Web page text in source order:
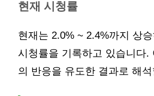
현재 시청률
현재는 2.0% ~ 2.4%까지 상
시청률을 기록하고 있습니다.
의 반응을 유도한 결과로 해